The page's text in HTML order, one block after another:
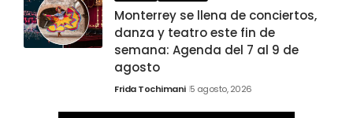
Monterrey se llena de conciertos,
danza y teatro este fin de
semana: Agenda del 7 al 9 de
agosto
Frida Tochimani 5 agosto, 2026